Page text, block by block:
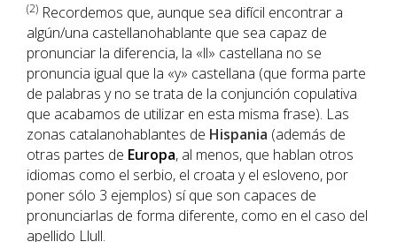
(2) Recordemos que, aunque sea difícil encontrar a
algún/una castellanohablante que sea capaz de
pronunciar la diferencia, la «ll» castellana no se
pronuncia igual que la «y» castellana (que forma parte
de palabras y no se trata de la conjunción copulativa
que acabamos de utilizar en esta misma frase). Las
zonas catalanohablantes de Hispania (además de
otras partes de Europa, al menos, que hablan otros
idiomas como el serbio, el croata y el esloveno, por
poner sólo 3 ejemplos) sí que son capaces de
pronunciarlas de forma diferente, como en el caso del
apellido Llull.